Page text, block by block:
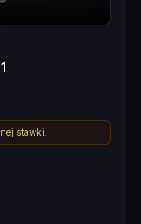
stawki.